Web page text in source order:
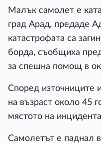
Малък самолет е
град Арад, предаде
катастрофата са
борда, съобщиха
за спешна помощ в
Според източниците
на възраст около 45
мястото на
Самолетът е паднал